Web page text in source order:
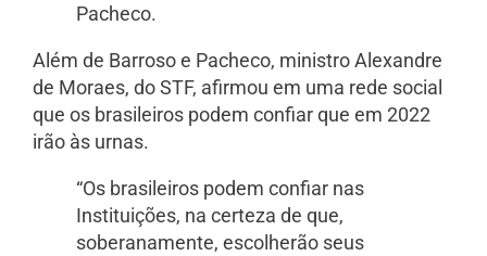
Pacheco.
Além de Barroso e Pacheco, ministro Alexandre
de Moraes, do STF, afirmou em uma rede social
que os brasileiros podem confiar que em 2022
irão às urnas.
“Os brasileiros podem confiar nas
Instituições, na certeza de que,
soberanamente, escolherão seus